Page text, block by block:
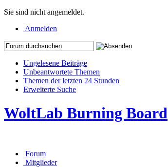
Sie sind nicht angemeldet.
Anmelden
Ungelesene Beiträge
Unbeantwortete Themen
Themen der letzten 24 Stunden
Erweiterte Suche
WoltLab Burning Board
Forum
Mitglieder